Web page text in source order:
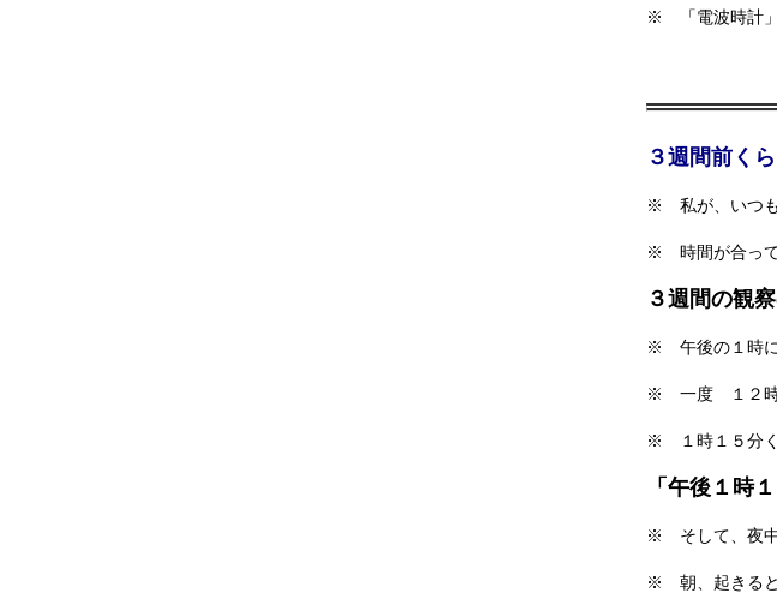
※ 「電波時計」
３週間前く
※ 私が、いつも
※ 時間が合って
３週間の観
※ 午後の１時に
※ 一度 １２時
※ １時１５分く
「午後１時
※ そして、夜中
※ 朝、起きると